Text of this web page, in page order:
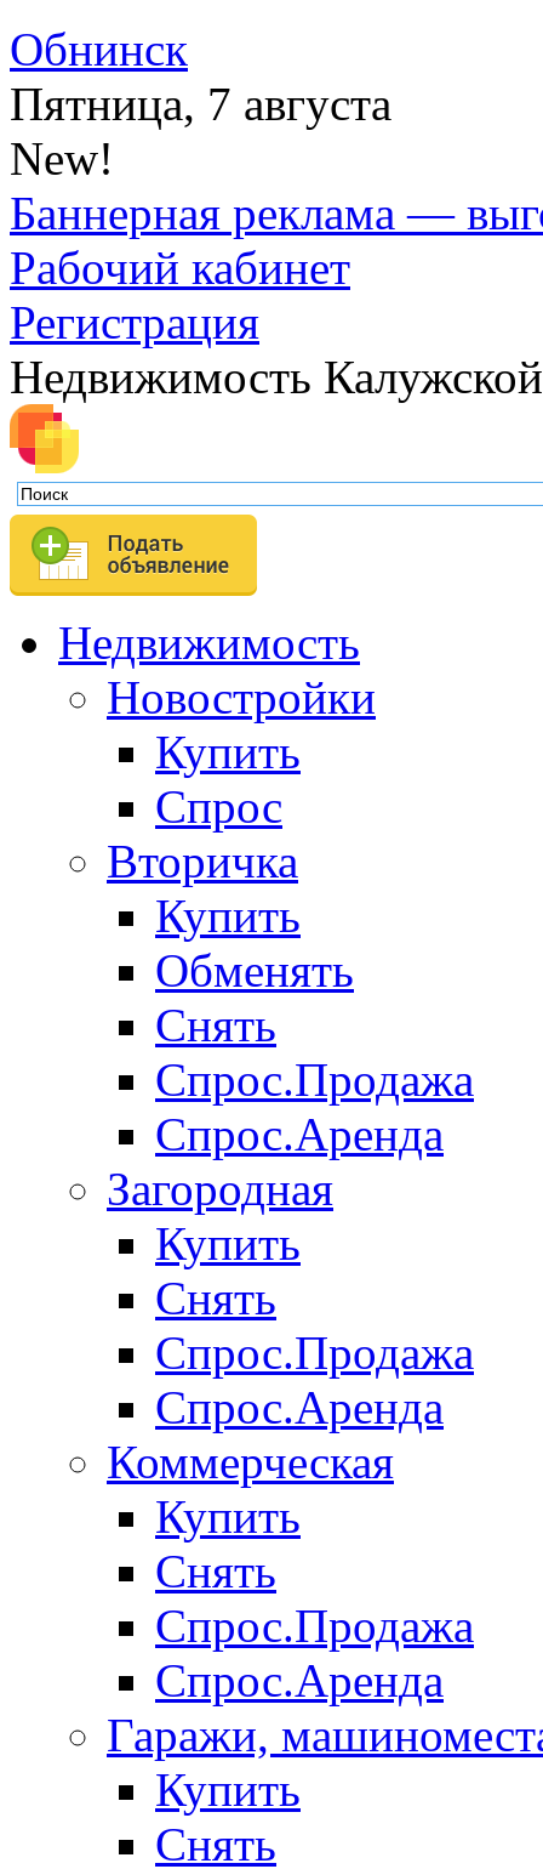
Обнинск
Пятница, 7 августа
New!
Баннерная реклама —
Рабочий кабинет
Регистрация
Недвижимость
Недвижимость
Новостройки
Купить
Спрос
Вторичка
Купить
Обменять
Снять
Спрос.Продажа
Спрос.Аренда
Загородная
Купить
Снять
Спрос.Продажа
Спрос.Аренда
Коммерческая
Купить
Снять
Спрос.Продажа
Спрос.Аренда
Гаражи,
Купить
Снять